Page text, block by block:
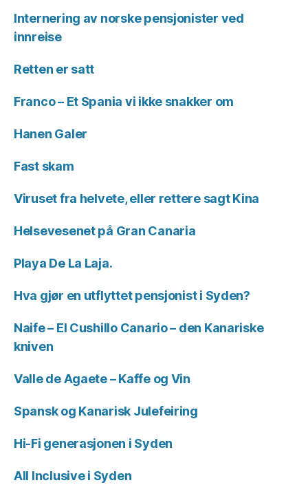
Internering av norske pensjonister ved
innreise
Retten er satt
Franco – Et Spania vi ikke snakker om
Hanen Galer
Fast skam
Viruset fra helvete, eller rettere sagt Kina
Helsevesenet på Gran Canaria
Playa De La Laja.
Hva gjør en utflyttet pensjonist i Syden?
Naife – El Cushillo Canario – den Kanariske
kniven
Valle de Agaete – Kaffe og Vin
Spansk og Kanarisk Julefeiring
Hi-Fi generasjonen i Syden
All Inclusive i Syden